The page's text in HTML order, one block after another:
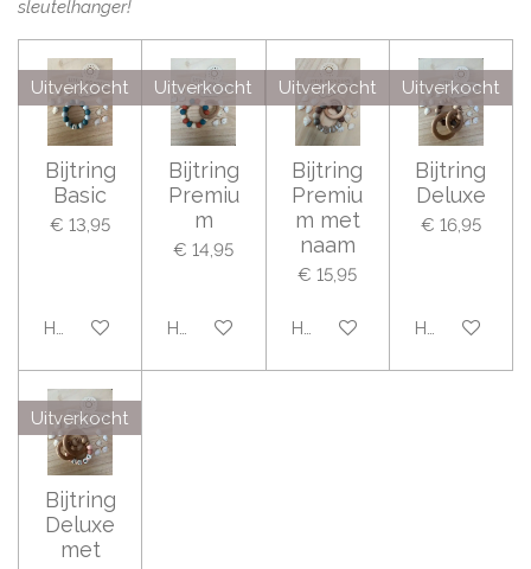
sleutelhanger!
Uitverkocht
Bijtring
Basic
€ 13,95
Houd mij op de hoogte
Uitverkocht
Bijtring
Premiu
m
€ 14,95
Houd mij op de hoogte
Uitverkocht
Bijtring
Premiu
m met
naam
€ 15,95
Houd mij op de hoogte
Uitverkocht
Bijtring
Deluxe
€ 16,95
Houd mij op
Uitverkocht
Bijtring
Deluxe
met